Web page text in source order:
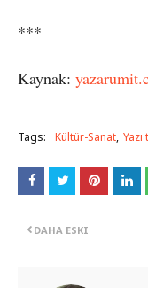
***
Kaynak:
Tags: Kültür-Sanat
DAHA ESKI